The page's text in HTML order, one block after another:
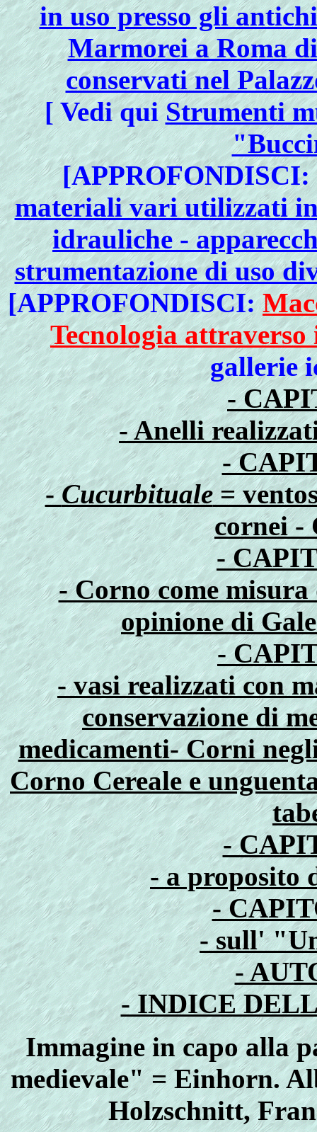
in uso presso gli
Marmorei a Roma
conservati nel
[ Vedi quiStrumenti
[APPROFONDISCI:
materiali vari utilizzati
idrauliche -
strumentazione di uso
[APPROFONDISCI:
Tecnologia
gallerie
-
- Anelli
-
-Cucurbituale=
cornei -
-
- Corno come
opinione di
-
- vasi realizzati con
conservazione di
medicamenti- Corni
Corno Cereale e
-
- a proposito
-
- sull'
-
- INDICE
Immagine in capo alla
medievale" =Einhorn.
Holzschnitt,